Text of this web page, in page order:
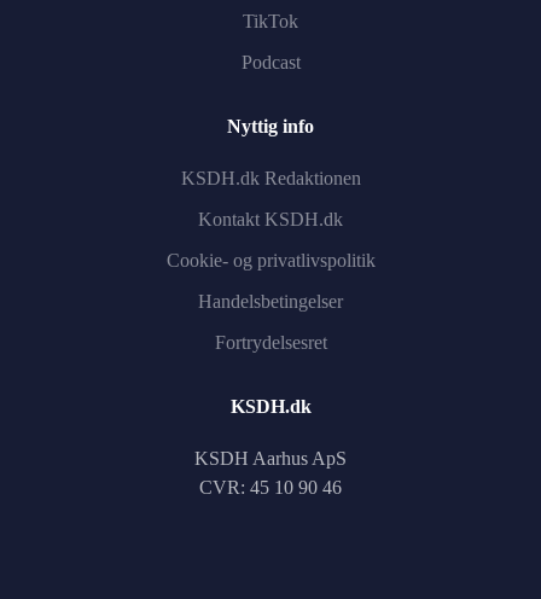
TikTok
Podcast
Nyttig info
KSDH.dk Redaktionen
Kontakt KSDH.dk
Cookie- og privatlivspolitik
Handelsbetingelser
Fortrydelsesret
KSDH.dk
KSDH Aarhus ApS
CVR: 45 10 90 46